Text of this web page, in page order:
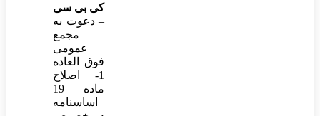
کی بی سی
– دعوت به
مجمع
عمومی
فوق العاده
1- اصلاح
ماده 19
اساسنامه